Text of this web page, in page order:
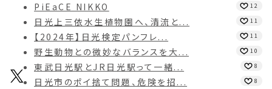
PiEaCE NIKKO 12
日光上三依水生植物園へ、清流と... 11
【2024年】日光検定パンフレ... 11
野生動物との微妙なバランスを大... 10
東武日光駅とJR日光駅って一緒... 8
日光市のポイ捨て問題、危険を招... 8